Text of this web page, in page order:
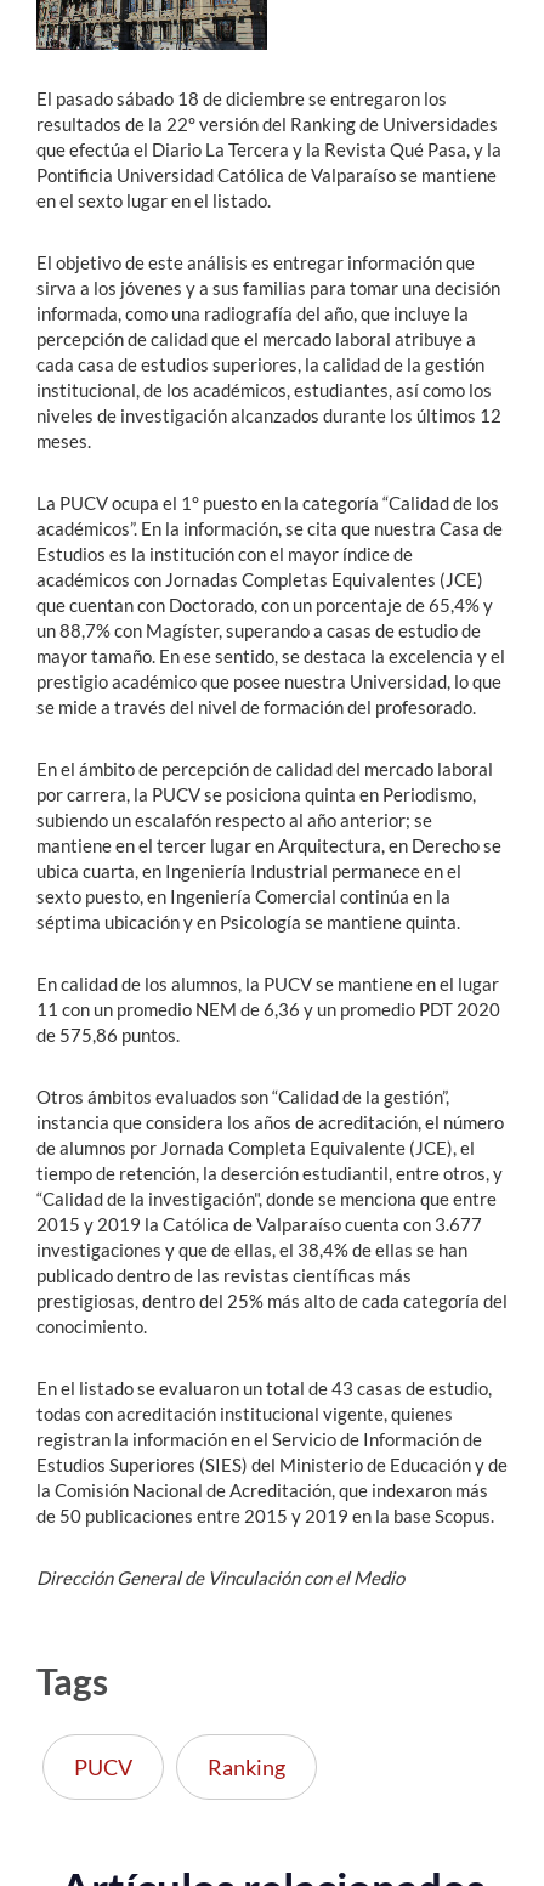
English
El pasado sábado 18 de diciembre se entregaron los
resultados de la 22° versión del Ranking de Universidades
que efectúa el Diario La Tercera y la Revista Qué Pasa, y la
Pontificia Universidad Católica de Valparaíso se mantiene
en el sexto lugar en el listado.
El objetivo de este análisis es entregar información que
sirva a los jóvenes y a sus familias para tomar una decisión
informada, como una radiografía del año, que incluye la
percepción de calidad que el mercado laboral atribuye a
cada casa de estudios superiores, la calidad de la gestión
institucional, de los académicos, estudiantes, así como los
niveles de investigación alcanzados durante los últimos 12
meses.
La PUCV ocupa el 1° puesto en la categoría “Calidad de los
académicos”. En la información, se cita que nuestra Casa de
Estudios es la institución con el mayor índice de
académicos con Jornadas Completas Equivalentes (JCE)
que cuentan con Doctorado, con un porcentaje de 65,4% y
un 88,7% con Magíster, superando a casas de estudio de
mayor tamaño. En ese sentido, se destaca la excelencia y el
prestigio académico que posee nuestra Universidad, lo que
se mide a través del nivel de formación del profesorado.
En el ámbito de percepción de calidad del mercado laboral
por carrera, la PUCV se posiciona quinta en Periodismo,
subiendo un escalafón respecto al año anterior; se
mantiene en el tercer lugar en Arquitectura, en Derecho se
ubica cuarta, en Ingeniería Industrial permanece en el
sexto puesto, en Ingeniería Comercial continúa en la
séptima ubicación y en Psicología se mantiene quinta.
En calidad de los alumnos, la PUCV se mantiene en el lugar
11 con un promedio NEM de 6,36 y un promedio PDT 2020
de 575,86 puntos.
Otros ámbitos evaluados son “Calidad de la gestión”,
instancia que considera los años de acreditación, el número
de alumnos por Jornada Completa Equivalente (JCE), el
tiempo de retención, la deserción estudiantil, entre otros, y
“Calidad de la investigación", donde se menciona que entre
2015 y 2019 la Católica de Valparaíso cuenta con 3.677
investigaciones y que de ellas, el 38,4% de ellas se han
publicado dentro de las revistas científicas más
prestigiosas, dentro del 25% más alto de cada categoría del
conocimiento.
En el listado se evaluaron un total de 43 casas de estudio,
todas con acreditación institucional vigente, quienes
registran la información en el Servicio de Información de
Estudios Superiores (SIES) del Ministerio de Educación y de
la Comisión Nacional de Acreditación, que indexaron más
de 50 publicaciones entre 2015 y 2019 en la base Scopus.
Dirección General de Vinculación con el Medio
Tags
PUCV Ranking